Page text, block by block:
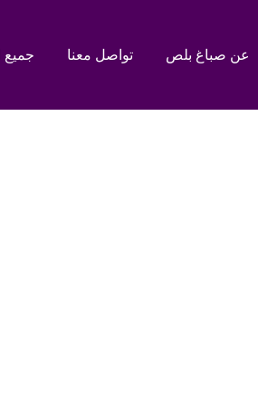
عن صباغ بلص تواصل معنا جميع